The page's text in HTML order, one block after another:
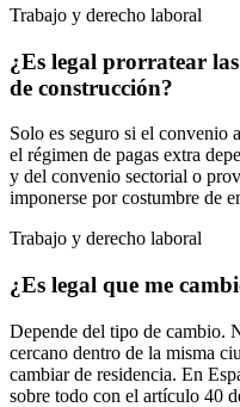
Trabajo y derecho laboral
¿Es legal prorratear
de construcción?
Solo es seguro si el convenio
el régimen de pagas extra
y del convenio sectorial o
imponerse por costumbre de
Trabajo y derecho laboral
¿Es legal que me
Depende del tipo de cambio.
cercano dentro de la misma
cambiar de residencia. En
sobre todo con el artículo 40